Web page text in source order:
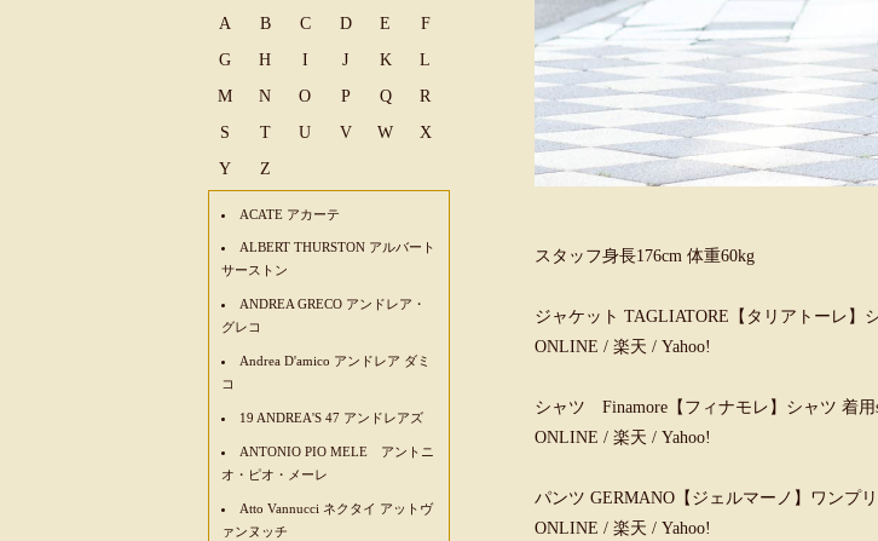
スタッフ身長176cm 体重60kg
ジャケット TAGLIATORE【タリアトーレ】
ONLINE / 楽天 / Yahoo!
シャツ Finamore【フィナモレ】シャツ 着用
ONLINE / 楽天 / Yahoo!
パンツ GERMANO【ジェルマーノ】ワンプ
ONLINE / 楽天 / Yahoo!
A B C D E
F
G
H I J K
L
M
N O P Q
R
S
T U V W
X
Y
Z
ACATE アカーテ
ALBERT THURSTON アルバート
サーストン
ANDREA GRECO アンドレア・
グレコ
Andrea D'amico アンドレア ダミ
コ
19 ANDREA'S 47 アンドレアズ
ANTONIO PIO MELE アントニ
オ・ピオ・メーレ
Atto Vannucci ネクタイ アットヴ
ァンヌッチ